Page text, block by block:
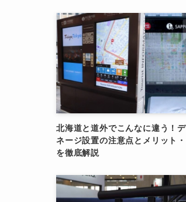
北海道と道外でこんなに違う！
ネージ設置の注意点とメリット
を徹底解説